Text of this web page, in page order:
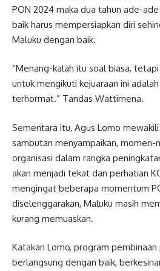
PON 2024 maka dua tahun ade-
baik harus mempersiapkan diri
Maluku dengan baik.
“Menang-kalah itu soal biasa,
untuk mengikuti kejuaraan ini
terhormat.” Tandas Wattimena.
Sementara itu, Agus Lomo
sambutan menyampaikan, momen-
organisasi dalam rangka
akan menjadi tekat dan perhatian
mengingat beberapa momentum
diselenggarakan, Maluku masih
kurang memuaskan.
Katakan Lomo, program
berlangsung dengan baik,